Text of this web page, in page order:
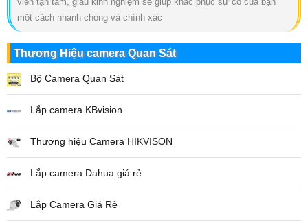
một cách nhanh chóng và chính xác
Thương Hiệu camera Quan Sát
Bộ Camera Quan Sát
Lắp camera KBvision
Thương hiệu Camera HIKVISON
Lắp camera Dahua giá rẻ
Lắp Camera Giá Rẻ